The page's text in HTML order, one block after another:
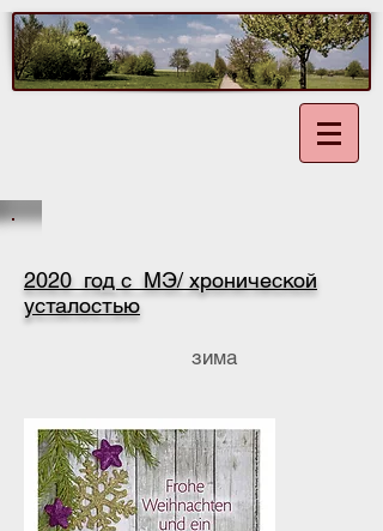
2020 год с МЭ/ хронической
усталостью
зима